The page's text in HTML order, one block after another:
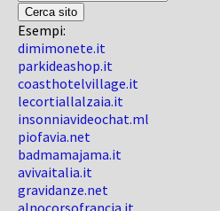
Esempi:
dimimonete.it
parkideashop.it
coasthotelvillage.it
lecortiallalzaia.it
insonniavideochat.ml
piofavia.net
badmamajama.it
avivaitalia.it
gravidanze.net
alnocorsofrancia.it